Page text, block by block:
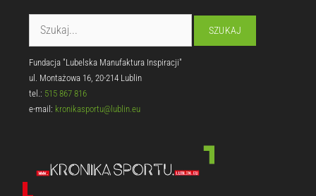
Fundacja "Lubelska Manufaktura Inspiracji"
ul. Montażowa 16, 20-214 Lublin
tel.: 515 867 816
e-mail: kronikasportu@lublin.eu